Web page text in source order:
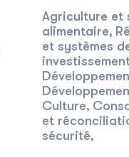
Agriculture et
alimentaire,
et systèmes
Culture,
et
sécurité,